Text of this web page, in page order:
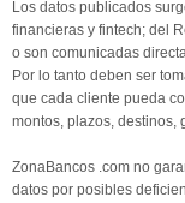
Los datos publicados
financieras y fintech; del
o son comunicadas
Por lo tanto deben ser
que cada cliente pueda
montos, plazos, destinos,
ZonaBancos .com no
datos por posibles